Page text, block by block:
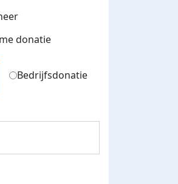
donatie
Bedrijfsdonatie